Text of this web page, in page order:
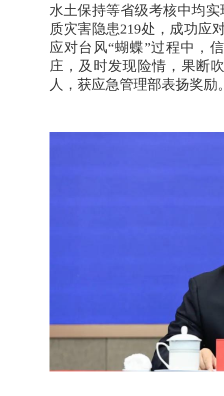
水土保持等省级考核中均
质灾害隐患219处，成功应
应对台风“蝴蝶”过程中，
庄，及时发现险情，果断
人，获应急管理部表扬奖励